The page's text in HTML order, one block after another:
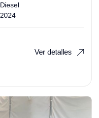
Diesel
2024
Ver detalles